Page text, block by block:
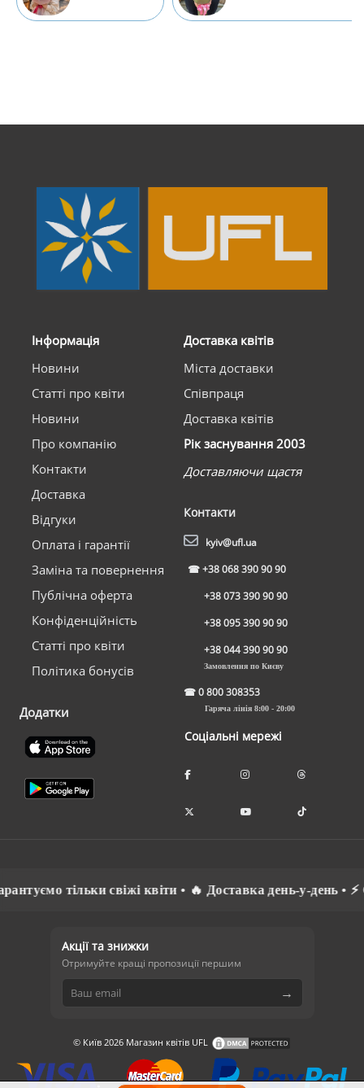
Інформація
Новини
Статті про квіти
Новини
Про компанію
Контакти
Доставка
Відгуки
Оплата і гарантії
Заміна та повернення
Публічна оферта
Конфіденційність
Статті про квіти
Політика бонусів
Додатки
Доставка квітів
Міста доставки
Співпраця
Доставка квітів
Рік заснування 2003
Доставляючи щастя
Контакти
kyiv@ufl.ua
☎+38 068 390 90 90
+38 073 390 90 90
+38 095 390 90 90
+38 044 390 90 90
Замовлення по Києву
☎0 800 308353
Гаряча лінія 8:00 - 20:00
Соціальні мережі
свіжі квіти • 🔥 Доставка день-у-день • ⚡
Акції та знижки
Отримуйте кращі пропозиції першим
→
© Київ 2026 Магазин квітів UFL